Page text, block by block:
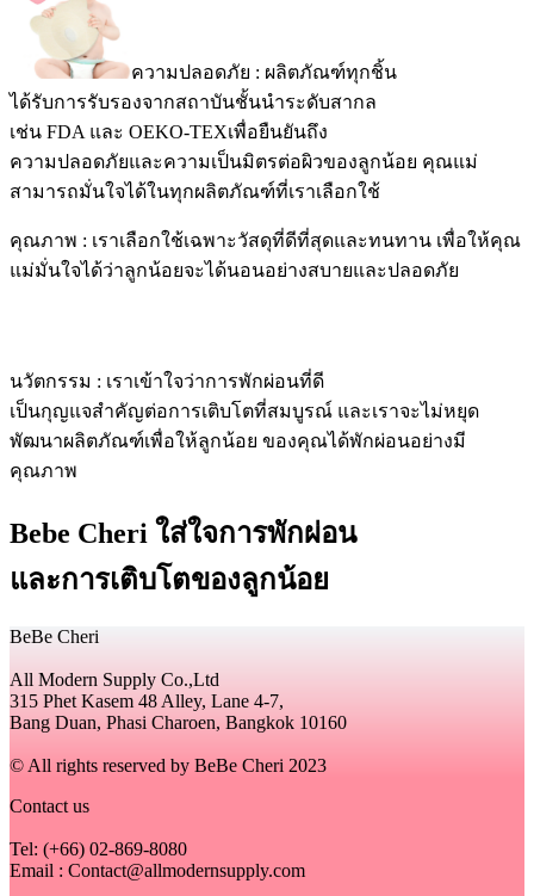
ความปลอดภัย : ผลิตภัณฑ์ทุกชิ้น
ได้รับการรับรองจากสถาบันชั้นนำระดับสากล
เช่น FDA และ OEKO-TEXเพื่อยืนยันถึง
ความปลอดภัยและความเป็นมิตรต่อผิวของลูกน้อย คุณแม่
สามารถมั่นใจได้ในทุกผลิตภัณฑ์ที่เราเลือกใช้
คุณภาพ : เราเลือกใช้เฉพาะวัสดุที่ดีที่สุดและทนทาน เพื่อให้คุณ
แม่มั่นใจได้ว่าลูกน้อยจะได้นอนอย่างสบายและปลอดภัย
นวัตกรรม : เราเข้าใจว่าการพักผ่อนที่ดี
เป็นกุญแจสำคัญต่อการเติบโตที่สมบูรณ์ และเราจะไม่หยุด
พัฒนาผลิตภัณฑ์เพื่อให้ลูกน้อย ของคุณได้พักผ่อนอย่างมี
คุณภาพ
Bebe Cheri ใส่ใจการพักผ่อน
และการเติบโตของลูกน้อย
BeBe Cheri
All Modern Supply Co.,Ltd
315 Phet Kasem 48 Alley, Lane 4-7,
Bang Duan, Phasi Charoen, Bangkok 10160
© All rights reserved by BeBe Cheri 2023
Contact us
Tel: (+66) 02-869-8080
Email : Contact@allmodernsupply.com